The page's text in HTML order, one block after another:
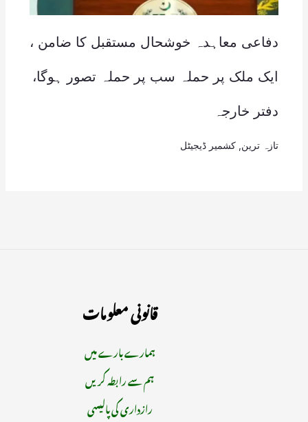
دفاعی معاہدہ خوشحال مستقبل کا ضامن ،
ایک ملک پر حملہ سب پر حملہ تصور ہوگا،
دفتر خارجہ
تازہ ترین کشمیر ڈیجیٹل
قانونی معلومات
ہمارے بارے میں
ہم سے رابطہ کریں
رازداری کی پالیسی